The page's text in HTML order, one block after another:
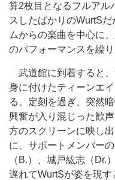
算2枚目となるフルアル
スしたばかりのWurtS
ムからの楽曲を中心に
のパフォーマンスを繰り
武道館に到着すると
身に付けたティーンエ
る。定刻を過ぎ、突然
興奮が入り混じった歓
方のスクリーンに映し
に、サポートメンバー
（B.）、城戸紘志（Dr.
遅れてWurtSが姿を現